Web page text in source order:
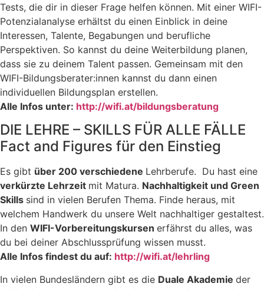
Tests, die dir in dieser Frage helfen können. Mit einer WIFI-
Potenzialanalyse erhältst du einen Einblick in deine
Interessen, Talente, Begabungen und berufliche
Perspektiven. So kannst du deine Weiterbildung planen,
dass sie zu deinem Talent passen. Gemeinsam mit den
WIFI-Bildungsberater:innen kannst du dann einen
individuellen Bildungsplan erstellen.
Alle Infos unter: http://wifi.at/bildungsberatung
DIE LEHRE – SKILLS FÜR ALLE FÄLLE
Fact and Figures für den Einstieg
Es gibt über 200 verschiedene Lehrberufe. Du hast eine
verkürzte Lehrzeit mit Matura. Nachhaltigkeit und Green
Skills sind in vielen Berufen Thema. Finde heraus, mit
welchem Handwerk du unsere Welt nachhaltiger gestaltest.
In den WIFI-Vorbereitungskursen erfährst du alles, was
du bei deiner Abschlussprüfung wissen musst.
Alle Infos findest du auf: http://wifi.at/lehrling
In vielen Bundesländern gibt es die Duale Akademie der